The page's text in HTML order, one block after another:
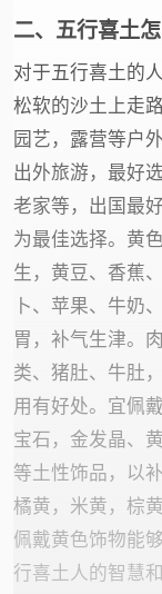
二、五行喜土
对于五行喜土的
松软的沙土上走
园艺，露营等户
出外旅游，最好
老家等，出国最
为最佳选择。黄
生，黄豆、香蕉
卜、苹果、牛奶
胃，补气生津。
类、猪肚、牛肚
用有好处。宜佩
宝石，金发晶、
等土性饰品，以
橘黄，米黄，棕
佩戴黄色饰物能
行喜土人的智慧